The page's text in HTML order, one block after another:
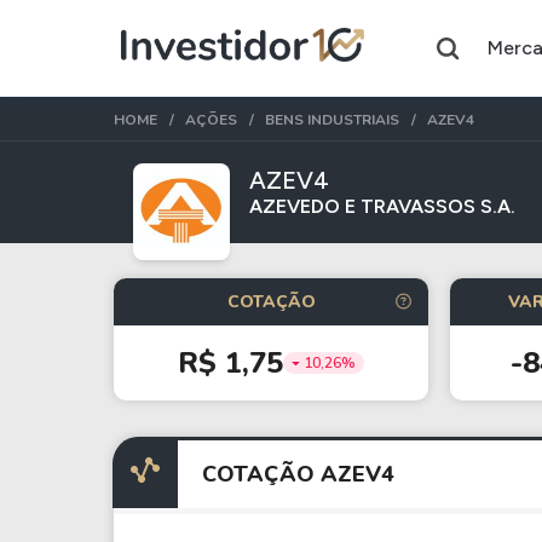
Assuntos do momento
Índice Ação
Petrobras
Ações
Taesa
Itausa
Ambev
FIIs
XPML11
RECR11
HOME AÇÕES BENS INDUSTRIAIS AZEV4
AZEV4
AZEVEDO E TRAVASSOS S.A.
COTAÇÃO
R$ 1,75 10,26% -
COTAÇÃO AZEV4